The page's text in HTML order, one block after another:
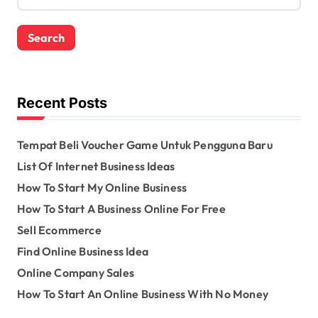
r
c
o
rRecent Posts
Tempat Beli Voucher Game Untuk Pengguna Baru
List Of Internet Business Ideas
How To Start My Online Business
How To Start A Business Online For Free
Sell Ecommerce
Find Online Business Idea
Online Company Sales
How To Start An Online Business With No Money